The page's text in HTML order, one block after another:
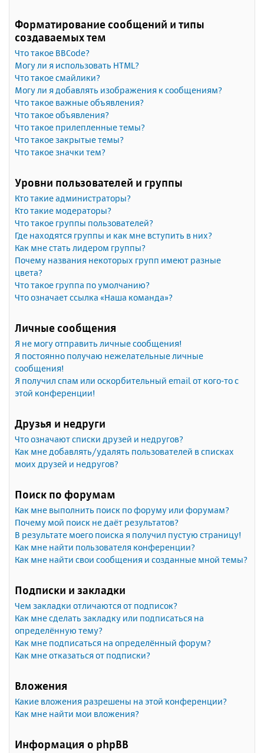
Форматирование сообщений и типы
создаваемых тем
Что такое BBCode?
Могу ли я использовать HTML?
Что такое смайлики?
Могу ли я добавлять изображения к сообщениям?
Что такое важные объявления?
Что такое объявления?
Что такое прилепленные темы?
Что такое закрытые темы?
Что такое значки тем?
Уровни пользователей и группы
Кто такие администраторы?
Кто такие модераторы?
Что такое группы пользователей?
Где находятся группы и как мне вступить в них?
Как мне стать лидером группы?
Почему названия некоторых групп имеют разные
цвета?
Что такое группа по умолчанию?
Что означает ссылка «Наша команда»?
Личные сообщения
Я не могу отправить личные сообщения!
Я постоянно получаю нежелательные личные
сообщения!
Я получил спам или оскорбительный email от кого-то с
этой конференции!
Друзья и недруги
Что означают списки друзей и недругов?
Как мне добавлять/удалять пользователей в списках
моих друзей и недругов?
Поиск по форумам
Как мне выполнить поиск по форуму или форумам?
Почему мой поиск не даёт результатов?
В результате моего поиска я получил пустую страницу!
Как мне найти пользователя конференции?
Как мне найти свои сообщения и созданные мной темы?
Подписки и закладки
Чем закладки отличаются от подписок?
Как мне сделать закладку или подписаться на
определённую тему?
Как мне подписаться на определённый форум?
Как мне отказаться от подписки?
Вложения
Какие вложения разрешены на этой конференции?
Как мне найти мои вложения?
Информация о phpBB